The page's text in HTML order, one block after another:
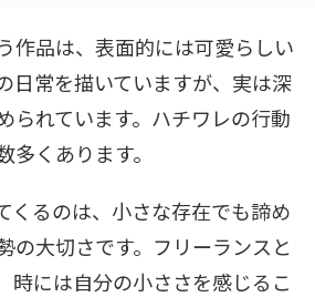
作品は、表面的には可愛らしい
日常を描いていますが、実は深
られています。ハチワレの行動
くあります。
くるのは、小さな存在でも諦め
の大切さです。フリーランスと
時には自分の小ささを感じるこ